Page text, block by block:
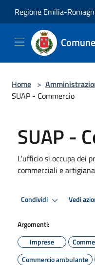
Regione Emilia-
Home >
SUAP - Commercio
SUAP -
L'ufficio si occupa dei
commerciali e
Condividi Vedi
Argomenti:
Imprese
Commercio ambulante